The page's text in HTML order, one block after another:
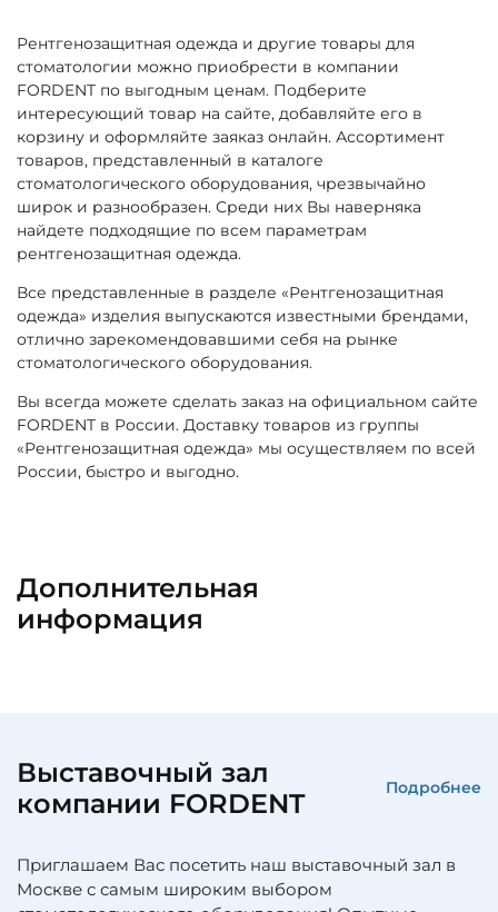
Рентгенозащитная одежда и другие товары для
стоматологии можно приобрести в компании
FORDENT по выгодным ценам. Подберите
интересующий товар на сайте, добавляйте его в
корзину и оформляйте заяказ онлайн. Ассортимент
товаров, представленный в каталоге
стоматологического оборудования, чрезвычайно
широк и разнообразен. Среди них Вы наверняка
найдете подходящие по всем параметрам
рентгенозащитная одежда.
Все представленные в разделе «Рентгенозащитная
одежда» изделия выпускаются известными брендами,
отлично зарекомендовавшими себя на рынке
стоматологического оборудования.
Вы всегда можете сделать заказ на официальном сайте
FORDENT в России. Доставку товаров из группы
«Рентгенозащитная одежда» мы осуществляем по всей
России, быстро и выгодно.
Дополнительная
информация
Выставочный зал
компании FORDENT
Подробнее
Приглашаем Вас посетить наш выставочный зал в
Москве с самым широким выбором